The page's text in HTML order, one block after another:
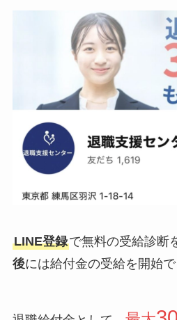
LINE登録で無料の受給診断
後には給付金の受給を開始で